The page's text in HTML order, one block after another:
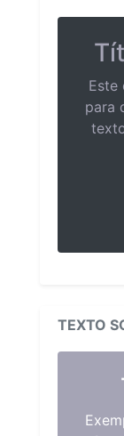
Este
para
TEXTO